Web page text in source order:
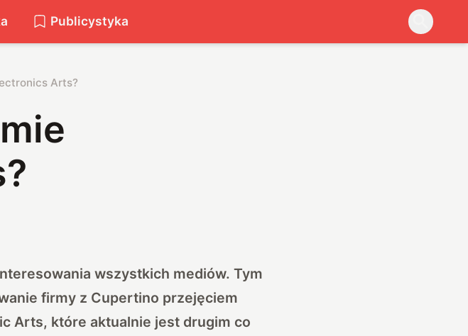
Publicystyka
Arts?
wszystkich mediów. Tym
firmy z Cupertino przejęciem
Arts, które aktualnie jest drugim co